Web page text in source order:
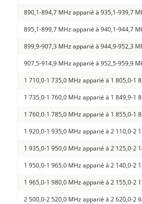
890,1-894,7 MHz apparié à 935,1-939,7
895,1-899,7 MHz apparié à 940,1-944,7
899,9-907,3 MHz apparié à 944,9-952,3
907,5-914,9 MHz apparié à 952,5-959,9
1 710,0-1 735,0 MHz apparié à 1 805,0-1
1 735,0-1 760,0 MHz apparié à 1 849,9-1
1 760,0-1 785,0 MHz apparié à 1 855,0-1
1 920,0-1 935,0 MHz apparié à 2 110,0-2
1 935,0-1 950,0 MHz apparié à 2 125,0-2
1 950,0-1 965,0 MHz apparié à 2 140,0-2
1 965,0-1 980,0 MHz apparié à 2 155,0-2
2 500,0-2 520,0 MHz apparié à 2 620,0-2